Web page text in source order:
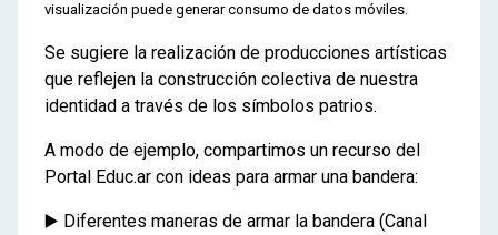
visualización puede generar consumo de datos móviles.
Se sugiere la realización de producciones artísticas
que reflejen la construcción colectiva de nuestra
identidad a través de los símbolos patrios.
A modo de ejemplo, compartimos un recurso del
Portal Educ.ar con ideas para armar una bandera:
▶️ Diferentes maneras de armar la bandera (Canal